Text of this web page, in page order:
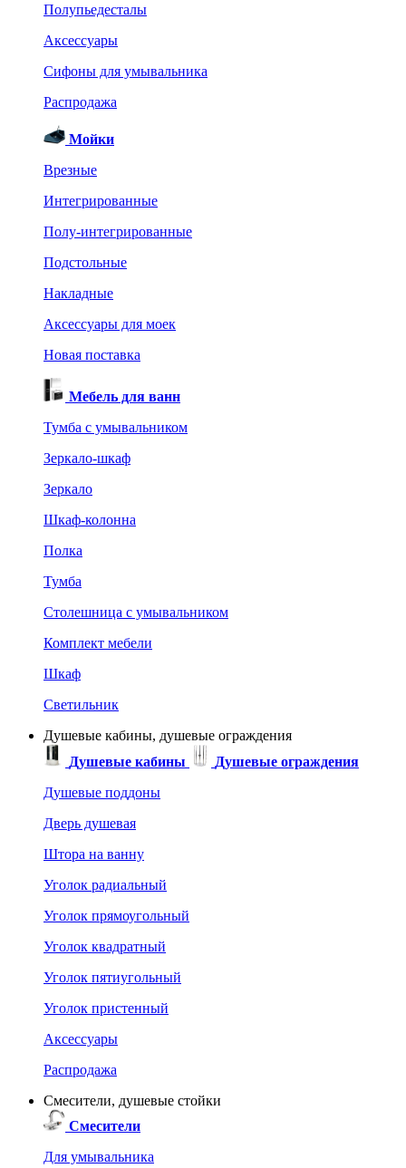
Полупьедесталы
Аксессуары
Сифоны для умывальника
Распродажа
Мойки
Врезные
Интегрированные
Полу-интегрированные
Подстольные
Накладные
Аксессуары для моек
Новая поставка
Мебель для ванн
Тумба с умывальником
Зеркало-шкаф
Зеркало
Шкаф-колонна
Полка
Тумба
Столешница с умывальником
Комплект мебели
Шкаф
Светильник
Душевые кабины, душевые ограждения
Душевые кабины
Душевые ограждения
Душевые поддоны
Дверь душевая
Штора на ванну
Уголок радиальный
Уголок прямоугольный
Уголок квадратный
Уголок пятиугольный
Уголок пристенный
Аксессуары
Распродажа
Смесители, душевые стойки
Смесители
Для умывальника